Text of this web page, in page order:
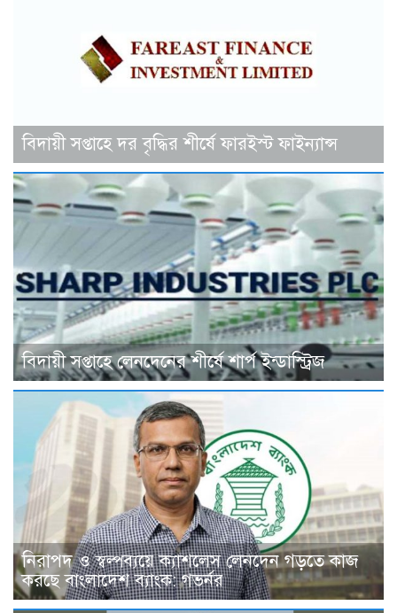
বিদায়ী সপ্তাহে দর বৃদ্ধির শীর্ষে ফারইস্ট ফাইন্যান্স
বিদায়ী সপ্তাহে লেনদেনের শীর্ষে শার্প ইন্ডাস্ট্রিজ
নিরাপদ ও স্বল্পব্যয়ে ক্যাশলেস লেনদেন গড়তে কাজ
করছে বাংলাদেশ ব্যাংক: গভর্নর